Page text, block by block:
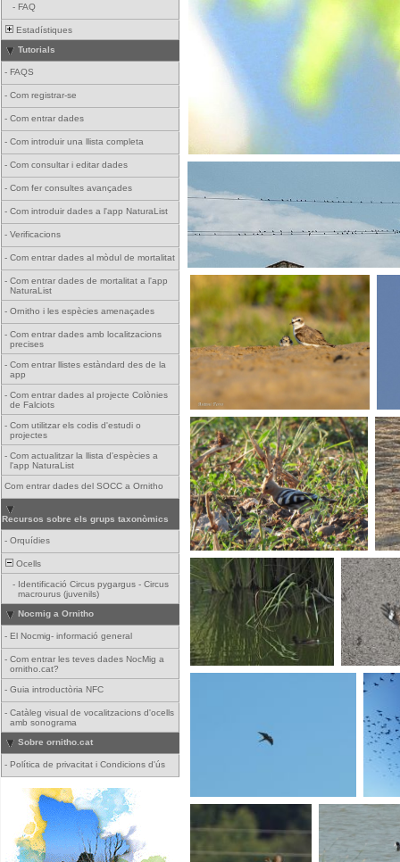
- FAQ
Estadístiques
Tutorials
- FAQS
- Com registrar-se
- Com entrar dades
- Com introduir una llista completa
- Com consultar i editar dades
- Com fer consultes avançades
- Com introduir dades a l'app NaturaList
- Verificacions
- Com entrar dades al mòdul de mortalitat
- Com entrar dades de mortalitat a l'app
NaturaList
- Ornitho i les espècies amenaçades
- Com entrar dades amb localitzacions
precises
- Com entrar llistes estàndard des de la
app
- Com entrar dades al projecte Colònies
de Falciots
- Com utilitzar els codis d'estudi o
projectes
- Com actualitzar la llista d'espècies a
l'app NaturaList
Com entrar dades del SOCC a Ornitho
Recursos sobre els grups taxonòmics
- Orquídies
Ocells
- Identificació Circus pygargus - Circus
macrourus (juvenils)
Nocmig a Ornitho
- El Nocmig- informació general
- Com entrar les teves dades NocMig a
ornitho.cat?
- Guia introductòria NFC
- Catàleg visual de vocalitzacions d'ocells
amb sonograma
Sobre ornitho.cat
- Política de privacitat i Condicions d'ús